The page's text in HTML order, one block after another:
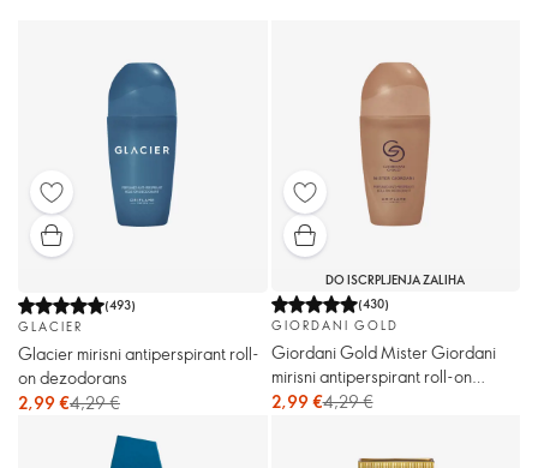
(493)
GLACIER
Glacier mirisni antiperspirant roll-
on dezodorans
2,99 €4,29 €
DO ISCRPLJENJA ZALIHA
(430)
GIORDANI GOLD
Giordani Gold Mister Giordani
mirisni antiperspirant roll-on
dezodorans
2,99 €4,29 €